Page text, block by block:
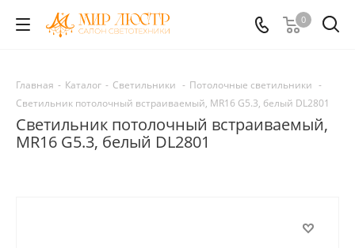
0
Главная - Каталог - Светильники - Потолочные светильники -
Светильник потолочный встраиваемый, MR16 G5.3, белый DL2801
Светильник потолочный встраиваемый,
MR16 G5.3, белый DL2801